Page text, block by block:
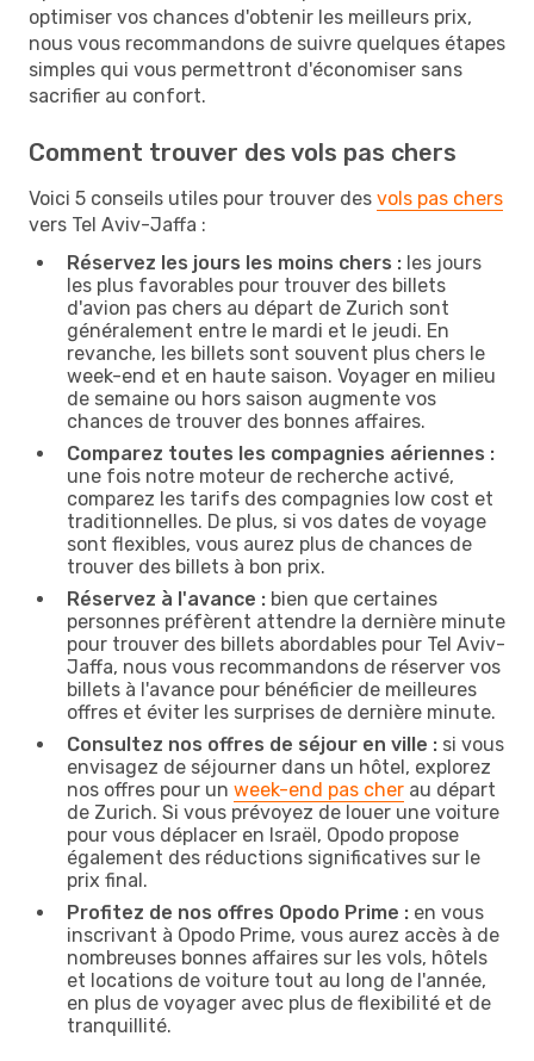
optimiser vos chances d'obtenir les meilleurs prix,
nous vous recommandons de suivre quelques étapes
simples qui vous permettront d'économiser sans
sacrifier au confort.
Comment trouver des vols pas chers
Voici 5 conseils utiles pour trouver des vols pas chers
vers Tel Aviv-Jaffa :
Réservez les jours les moins chers : les jours
les plus favorables pour trouver des billets
d'avion pas chers au départ de Zurich sont
généralement entre le mardi et le jeudi. En
revanche, les billets sont souvent plus chers le
week-end et en haute saison. Voyager en milieu
de semaine ou hors saison augmente vos
chances de trouver des bonnes affaires.
Comparez toutes les compagnies aériennes :
une fois notre moteur de recherche activé,
comparez les tarifs des compagnies low cost et
traditionnelles. De plus, si vos dates de voyage
sont flexibles, vous aurez plus de chances de
trouver des billets à bon prix.
Réservez à l'avance : bien que certaines
personnes préfèrent attendre la dernière minute
pour trouver des billets abordables pour Tel Aviv-
Jaffa, nous vous recommandons de réserver vos
billets à l'avance pour bénéficier de meilleures
offres et éviter les surprises de dernière minute.
Consultez nos offres de séjour en ville : si vous
envisagez de séjourner dans un hôtel, explorez
nos offres pour un week-end pas cher au départ
de Zurich. Si vous prévoyez de louer une voiture
pour vous déplacer en Israël, Opodo propose
également des réductions significatives sur le
prix final.
Profitez de nos offres Opodo Prime : en vous
inscrivant à Opodo Prime, vous aurez accès à de
nombreuses bonnes affaires sur les vols, hôtels
et locations de voiture tout au long de l'année,
en plus de voyager avec plus de flexibilité et de
tranquillité.